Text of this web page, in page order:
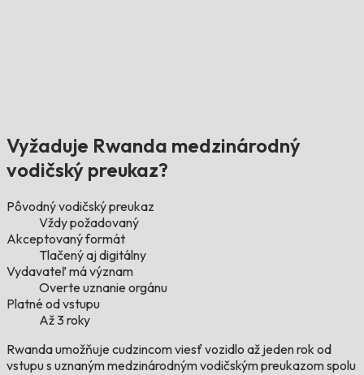
Vyžaduje Rwanda medzinárodný
vodičský preukaz?
Pôvodný vodičský preukaz
Vždy požadovaný
Akceptovaný formát
Tlačený aj digitálny
Vydavateľ má význam
Overte uznanie orgánu
Platné od vstupu
Až 3 roky
Rwanda umožňuje cudzincom viesť vozidlo až jeden rok od
vstupu s uznaným medzinárodným vodičským preukazom spolu